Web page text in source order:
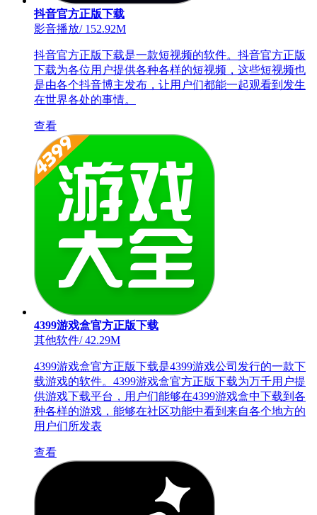
抖音官方正版下载
影音播放/152.92M
抖音官方正版下载是一款短视频的软件。抖音官方正版
下载为各位用户提供各种各样的短视频，这些短视频也
是由各个抖音博主发布，让用户们都能一起观看到发生
在世界各处的事情。
查看
4399游戏盒官方正版下载
其他软件/42.29M
4399游戏盒官方正版下载是4399游戏公司发行的一款下
载游戏的软件。4399游戏盒官方正版下载为万千用户提
供游戏下载平台，用户们能够在4399游戏盒中下载到各
种各样的游戏，能够在社区功能中看到来自各个地方的
用户们所发表
查看